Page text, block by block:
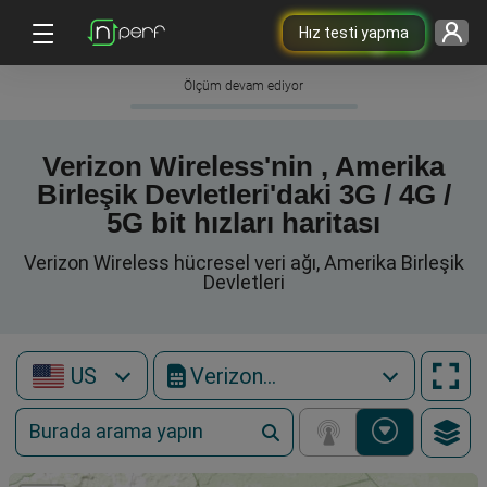
Hız testi yapma
Ölçüm devam ediyor
Verizon Wireless'nin , Amerika
Birleşik Devletleri'daki 3G / 4G /
5G bit hızları haritası
Verizon Wireless hücresel veri ağı, Amerika Birleşik
Devletleri
US Verizon Wireless